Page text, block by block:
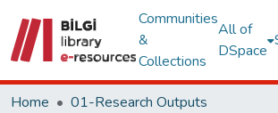
Communities
&
Collections
All of
DSpace
Home
01-Research Outputs